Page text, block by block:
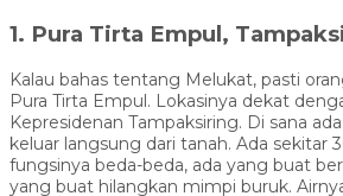
1. Pura Tirta Empul,
Kalau bahas tentang Melukat, pasti
Pura Tirta Empul. Lokasinya dekat
Kepresidenan Tampaksiring. Di sana
keluar langsung dari tanah. Ada sekitar
fungsinya beda-beda, ada yang buat
yang buat hilangkan mimpi buruk.